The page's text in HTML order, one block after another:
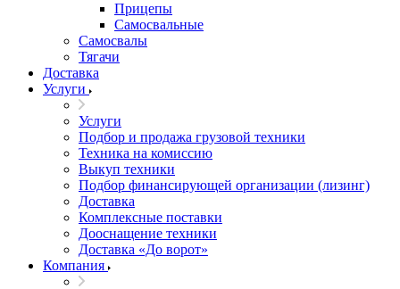
Прицепы
Самосвальные
Самосвалы
Тягачи
Доставка
Услуги
Услуги
Подбор и продажа грузовой техники
Техника на комиссию
Выкуп техники
Подбор финансирующей организации (лизинг)
Доставка
Комплексные поставки
Дооснащение техники
Доставка «До ворот»
Компания